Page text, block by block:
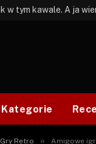
Kategorie
Gry Retro » Amigowe